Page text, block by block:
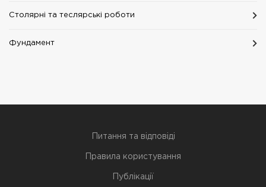
Столярні та теслярські роботи
Фундамент
Питання та відповіді
Правила користування
Публікації